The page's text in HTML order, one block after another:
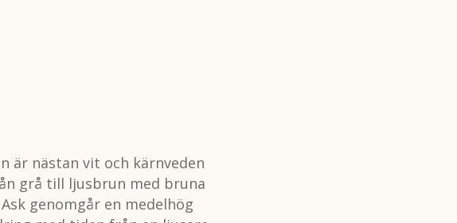
är nästan vit och kärnveden
grå till ljusbrun med bruna
genomgår en medelhög